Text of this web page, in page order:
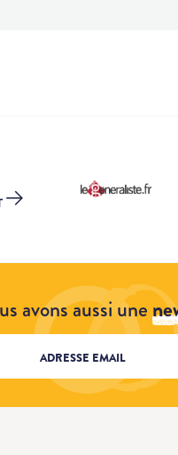
→
avons aussi une